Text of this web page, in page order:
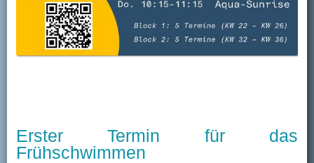
Erster Termin für das
Frühschwimmen